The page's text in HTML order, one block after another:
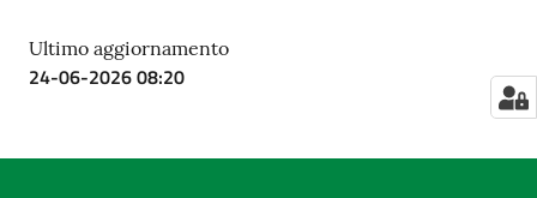
Ultimo aggiornamento
24-06-2026 08:20